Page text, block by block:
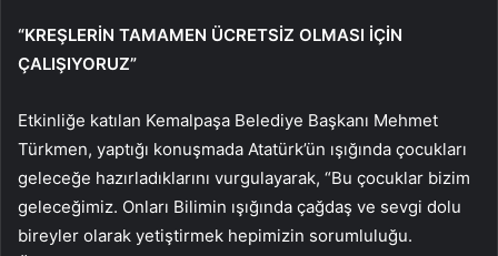
“KREŞLERİN TAMAMEN ÜCRETSİZ OLMASI İÇİN
ÇALIŞIYORUZ”
Etkinliğe katılan Kemalpaşa Belediye Başkanı Mehmet
Türkmen, yaptığı konuşmada Atatürk’ün ışığında çocukları
geleceğe hazırladıklarını vurgulayarak, “Bu çocuklar bizim
geleceğimiz. Onları Bilimin ışığında çağdaş ve sevgi dolu
bireyler olarak yetiştirmek hepimizin sorumluluğu.